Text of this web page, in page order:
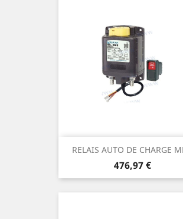
RELAIS AUTO DE CHARGE
Prix
476,97 €